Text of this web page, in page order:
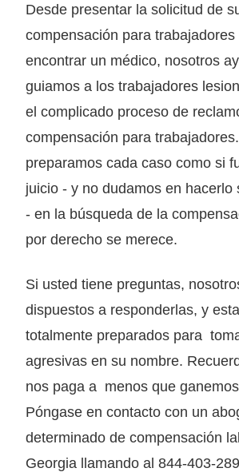
Desde presentar la solicitud de
compensación para trabajadores
encontrar un médico, nosotros
guiamos a los trabajadores
el complicado proceso de
compensación para
preparamos cada caso como si
juicio - y no dudamos en hacerlo
- en la búsqueda de la
por derecho se merece.
Si usted tiene preguntas,
dispuestos a responderlas, y
totalmente preparados para
agresivas en su nombre.
nos paga a menos que
Póngase en contacto con un
determinado de compensación
Georgia llamando al 844-403-